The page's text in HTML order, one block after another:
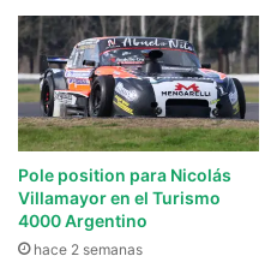
Pole position para Nicolás
Villamayor en el Turismo
4000 Argentino
hace 2 semanas